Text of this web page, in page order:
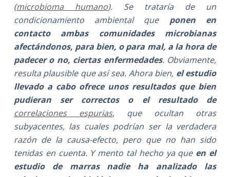
(microbioma humano). Se trataría de un
condicionamiento ambiental que ponen en
contacto ambas comunidades microbianas
afectándonos, para bien, o para mal, a la hora de
padecer o no, ciertas enfermedades. Obviamente,
resulta plausible que así sea. Ahora bien, el estudio
llevado a cabo ofrece unos resultados que bien
pudieran ser correctos o el resultado de
correlaciones espurias, que ocultan otras
subyacentes, las cuales podrían ser la verdadera
razón de la causa-efecto, pero que no han sido
tenidas en cuenta. Y mento tal hecho ya que en el
estudio de marras nadie ha analizado las